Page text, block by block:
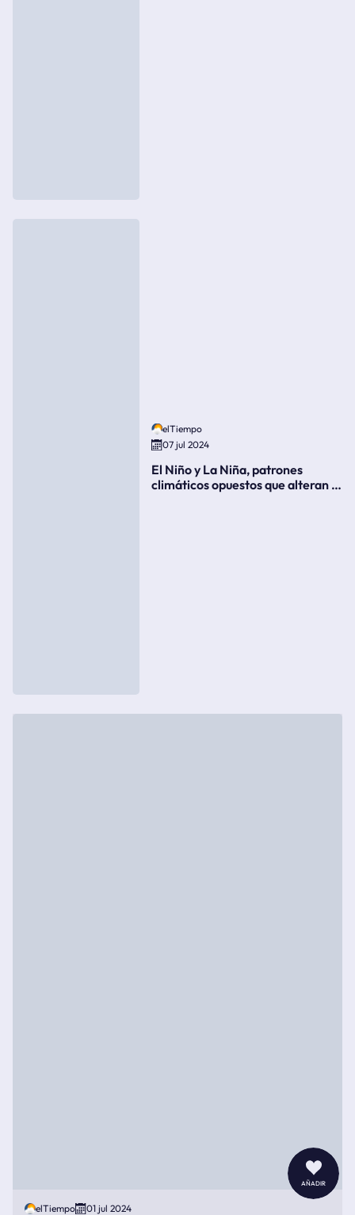
añadir
elTiempo
07 jul 2024
El Niño y La Niña, patrones
climáticos opuestos que alteran la
elTiempo 01 jul 2024